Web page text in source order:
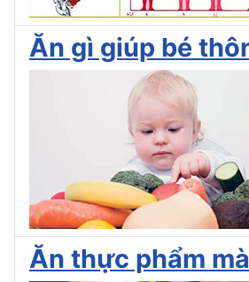
Ăn gì giúp bé
Ăn thực phẩm